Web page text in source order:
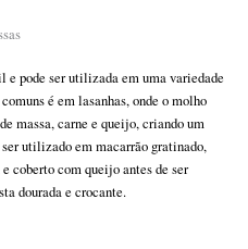
pode ser utilizada em uma variedade
é em lasanhas, onde o molho
massa, carne e queijo, criando um
utilizado em macarrão gratinado,
coberto com queijo antes de ser
dourada e crocante.